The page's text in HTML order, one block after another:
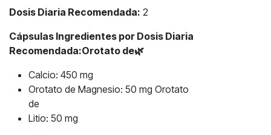
Dosis Diaria Recomendada: 2
Cápsulas Ingredientes por Dosis Diaria
Recomendada:Orotato de🌿
Calcio: 450 mg
Orotato de Magnesio: 50 mg Orotato
de
Litio: 50 mg